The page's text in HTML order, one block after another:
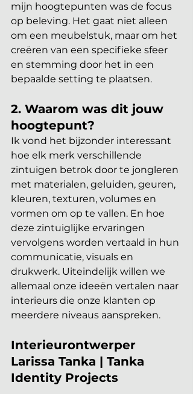
mijn hoogtepunten was de focus
op beleving. Het gaat niet alleen
om een meubelstuk, maar om het
creëren van een specifieke sfeer
en stemming door het in een
bepaalde setting te plaatsen.
2. Waarom was dit jouw
hoogtepunt?
Ik vond het bijzonder interessant
hoe elk merk verschillende
zintuigen betrok door te jongleren
met materialen, geluiden, geuren,
kleuren, texturen, volumes en
vormen om op te vallen. En hoe
deze zintuiglijke ervaringen
vervolgens worden vertaald in hun
communicatie, visuals en
drukwerk. Uiteindelijk willen we
allemaal onze ideeën vertalen naar
interieurs die onze klanten op
meerdere niveaus aanspreken.
Interieurontwerper
Larissa Tanka | Tanka
Identity Projects